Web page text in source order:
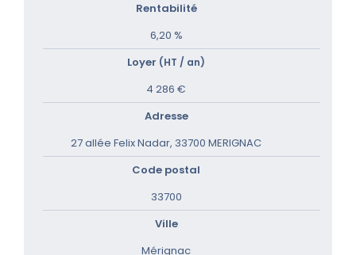
Rentabilité
6,20 %
Loyer (HT / an)
4 286 €
Adresse
27 allée Felix Nadar, 33700 MERIGNAC
Code postal
33700
Ville
Mérignac